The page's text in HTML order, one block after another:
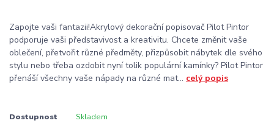
Zapojte vaši fantazii!Akrylový dekorační popisovač Pilot Pintor
podporuje vaši představivost a kreativitu. Chcete změnit vaše
oblečení, přetvořit různé předměty, přizpůsobit nábytek dle svého
stylu nebo třeba ozdobit nyní tolik populární kamínky? Pilot Pintor
přenáší všechny vaše nápady na různé mat... celý popis
Dostupnost Skladem